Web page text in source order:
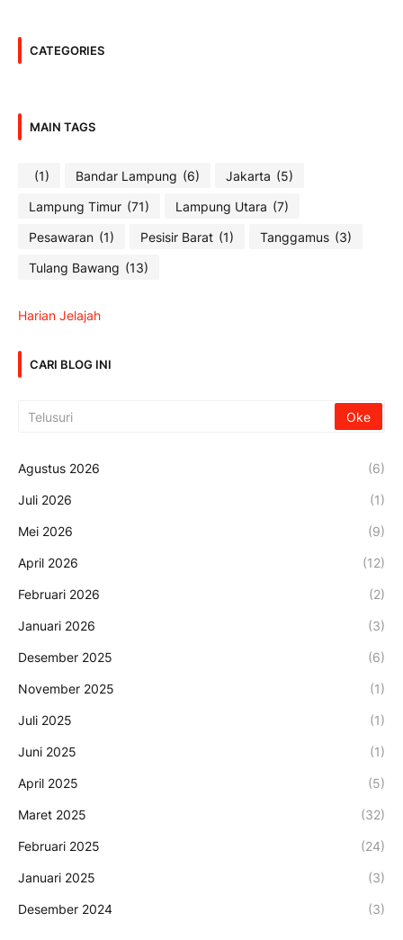
CATEGORIES
MAIN TAGS
(1) Bandar Lampung (6) Jakarta (5)
Lampung Timur (71) Lampung Utara (7)
Pesawaran (1) Pesisir Barat (1) Tanggamus (3)
Tulang Bawang (13)
Harian Jelajah
CARI BLOG INI
Agustus 2026 (6)
Juli 2026 (1)
Mei 2026 (9)
April 2026 (12)
Februari 2026 (2)
Januari 2026 (3)
Desember 2025 (6)
November 2025 (1)
Juli 2025 (1)
Juni 2025 (1)
April 2025 (5)
Maret 2025 (32)
Februari 2025 (24)
Januari 2025 (3)
Desember 2024 (3)